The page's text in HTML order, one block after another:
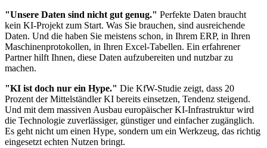
"Unsere Daten sind nicht gut genug." Perfekte Daten braucht
kein KI-Projekt zum Start. Was Sie brauchen, sind ausreichende
Daten. Und die haben Sie meistens schon, in Ihrem ERP, in Ihren
Maschinenprotokollen, in Ihren Excel-Tabellen. Ein erfahrener
Partner hilft Ihnen, diese Daten aufzubereiten und nutzbar zu
machen.
"KI ist doch nur ein Hype." Die KfW-Studie zeigt, dass 20
Prozent der Mittelständler KI bereits einsetzen, Tendenz steigend.
Und mit dem massiven Ausbau europäischer KI-Infrastruktur wird
die Technologie zuverlässiger, günstiger und einfacher zugänglich.
Es geht nicht um einen Hype, sondern um ein Werkzeug, das richtig
eingesetzt echten Nutzen bringt.